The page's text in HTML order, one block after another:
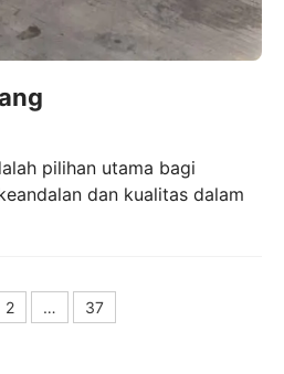
pilihan utama bagi
dan kualitas dalam
Page
2 … Page
37